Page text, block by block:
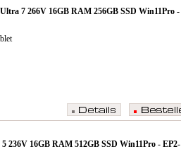
7 266V 16GB RAM 256GB SSD Win11Pro -
236V 16GB RAM 512GB SSD Win11Pro - EP2-